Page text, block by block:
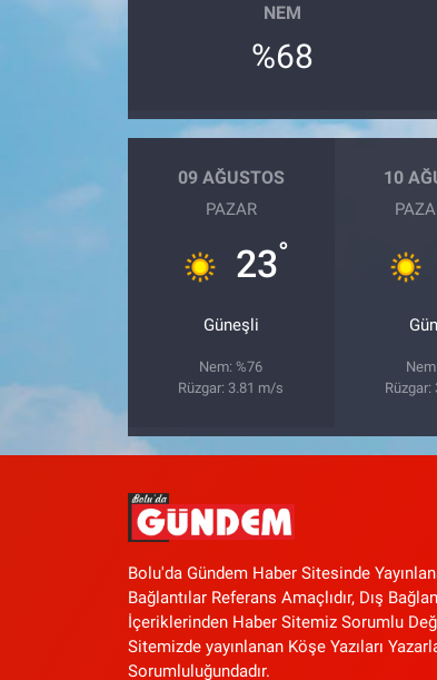
NEM
%68
09 AĞUSTOS
PAZAR
23°
Güneşli
Nem: %76
Rüzgar: 3.81 m/s
10
Rüzgar:
Bolu'da Gündem Haber Sitesinde
Bağlantılar Referans Amaçlıdır, Dış
İçeriklerinden Haber Sitemiz Sorumlu
Sitemizde yayınlanan Köşe Yazıları
Sorumluluğundadır.